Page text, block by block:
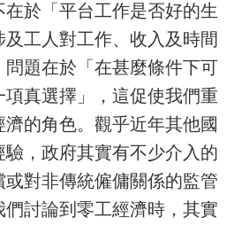
於「平台工作是否好的生
工人對工作、收入及時間
題在於「在甚麼條件下可
真選擇」，這促使我們重
的角色。觀乎近年其他國
，政府其實有不少介入的
對非傳統僱傭關係的監管
討論到零工經濟時，其實